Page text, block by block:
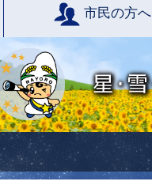
市民の方へ